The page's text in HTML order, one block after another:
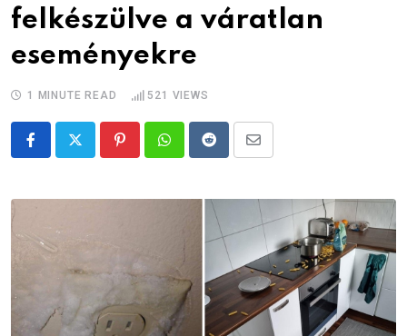
felkészülve a váratlan
eseményekre
1 MINUTE READ 521 VIEWS
PinterestWhatsappRedditShare
Email